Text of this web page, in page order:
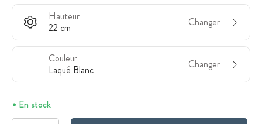
Hauteur
22 cm
Changer
Couleur
Laqué Blanc
Changer
En stock